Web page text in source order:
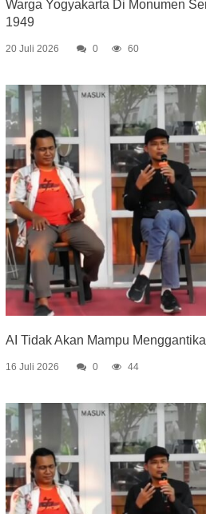
Warga Yogyakarta Di Monumen
1949
20 Juli 2026 0 60
AI Tidak Akan Mampu
16 Juli 2026 0 44